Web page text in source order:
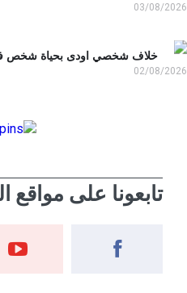
03/08/
خلاف شخصي اودى بحياة شخص في
02/08/
تابعونا على مواقع